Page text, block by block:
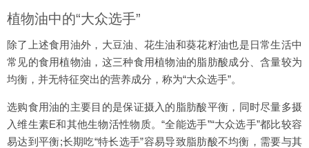
植物油中的“大众选手”
除了上述食用油外，大豆油、花生油和葵花籽油也是日常生活中
常见的食用植物油，这三种食用植物油的脂肪酸成分、含量较为
均衡，并无特征突出的营养成分，称为“大众选手”。
选购食用油的主要目的是保证摄入的脂肪酸平衡，同时尽量多摄
入维生素E和其他生物活性物质。“全能选手”“大众选手”都比较容
易达到平衡;长期吃“特长选手”容易导致脂肪酸不均衡，需要与其